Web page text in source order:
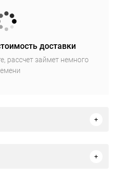
доставки
рассчет займет немного